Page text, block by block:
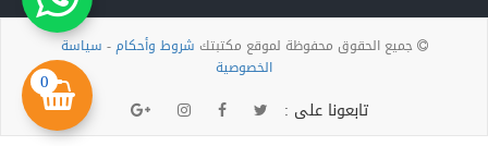
0
جميع الحقوق محفوظة لموقع مكتبتك شروط وأحكام- سياسة
الخصوصية
تابعونا على :